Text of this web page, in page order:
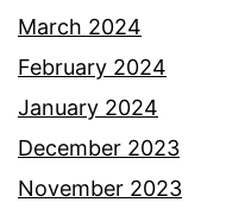
March 2024
February 2024
January 2024
December 2023
November 2023